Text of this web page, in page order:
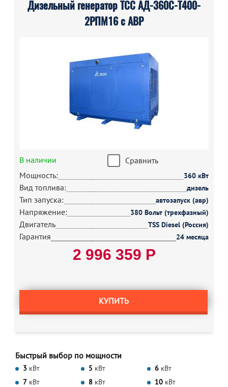
Дизельный генератор ТСС АД-360С-Т400-
2РПМ16 с АВР
В наличии
Сравнить
Мощность:
360 кВт
Вид топлива: дизель
Тип запуска: автозапуск (авр)
Напряжение: 380 Вольт (трехфазный)
Двигатель TSS Diesel (Россия)
Гарантия 24 месяца
2 996 359 Р
КУПИТЬ
Быстрый выбор по мощности
3 кВт 5 кВт 6 кВт
7 кВт 8 кВт 10 кВт